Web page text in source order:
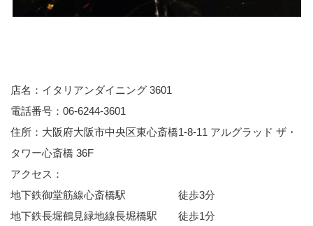
店名：イタリアンダイニング 3601
電話番号：06-6244-3601
住所：大阪府大阪市中央区東心斎橋1-8-11 アルグラッド ザ・
タワー心斎橋 36F
アクセス：
地下鉄御堂筋線心斎橋駅 徒歩3分
地下鉄長堀鶴見緑地線長堀橋駅 徒歩1分